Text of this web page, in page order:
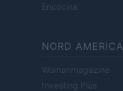
Encocina
NORD AMERICA
Womanmagazine
Investing Plus